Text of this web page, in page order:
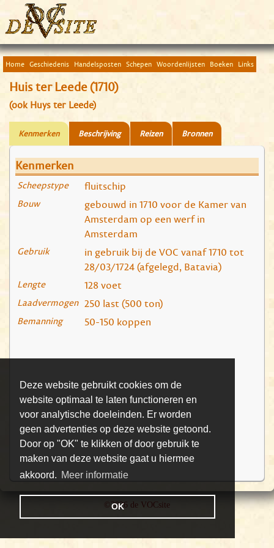
Deze website gebruikt cookies om de
website optimaal te laten functioneren en
voor analytische doeleinden. Er worden
geen advertenties op deze website getoond.
Door op "OK" te klikken of door gebruik te
maken van deze website gaat u hiermee
akkoord. Meer informatie
OK
Home Geschiedenis Handelsposten Schepen Woordenlijsten Boeken Links
Huis ter Leede (1710)
(ook Huys ter Leede)
Kenmerken Beschrijving Reizen Bronnen
Kenmerken
Scheepstype fluitschip
Bouw
gebouwd in 1710 voor de Kamer van
Amsterdam op een werf in
Amsterdam
Gebruik
in gebruik bij de VOC vanaf 1710 tot
28/03/1724 (afgelegd, Batavia)
Lengte 128 voet
Laadvermogen 250 last (500 ton)
Bemanning 50-150 koppen
©2026 de VOCsite